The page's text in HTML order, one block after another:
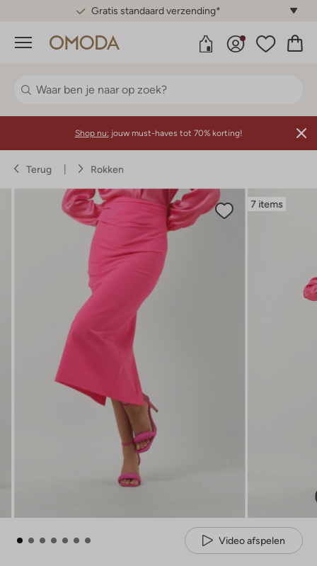
Gratis standaard verzending*
Menu
Shop nu: jouw must-haves tot 70% korting!
Terug Rokken
7 items
Video afspelen